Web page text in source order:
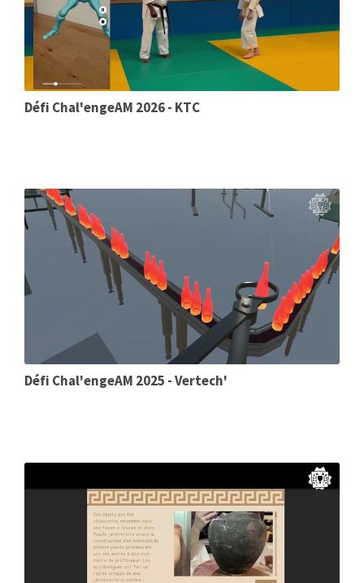
Défi Chal'engeAM 2026 - KTC
Défi Chal'engeAM 2025 - Vertech'